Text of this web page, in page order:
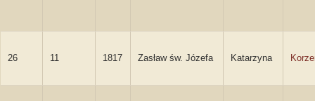
26 11 1817 Zasław św. Józefa Katarzyna